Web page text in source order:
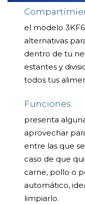
el modelo
alternativas
dentro de tu
estantes y
todos tus
Funciones:
presenta
aprovechar
entre las que
caso de que
carne, pollo o
automático,
limpiarlo.